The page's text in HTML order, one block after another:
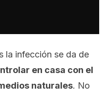
la infección se da de
en casa con el
naturales. No